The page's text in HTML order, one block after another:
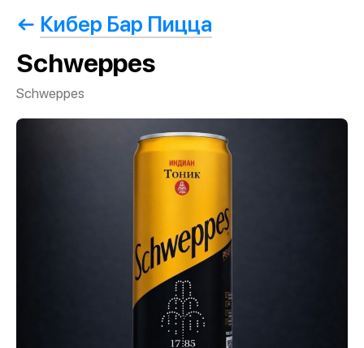
Кибер Бар Пицца
Schweppes
Schweppes